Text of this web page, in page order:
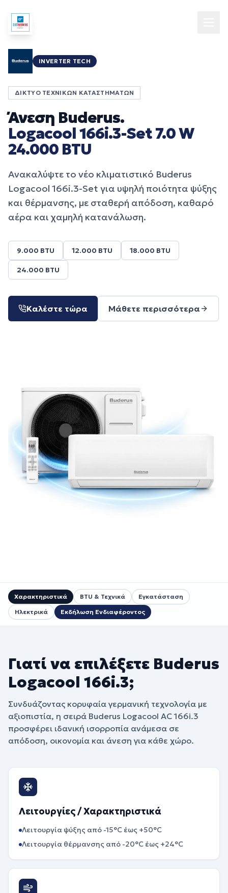
INVERTER TECH
ΔΊΚΤΥΟ ΤΕΧΝΙΚΏΝ ΚΑΤΑΣΤΗΜΆΤΩΝ
Άνεση Buderus.
Logacool 166i.3-Set 7.0 W
24.000 BTU
Ανακαλύψτε το νέο κλιματιστικό Buderus
Logacool 166i.3-Set για υψηλή ποιότητα ψύξης
και θέρμανσης, με σταθερή απόδοση, καθαρό
αέρα και χαμηλή κατανάλωση.
9.000 BTU 12.000 BTU 18.000 BTU
24.000 BTU
Καλέστε τώρα Μάθετε περισσότερα
Χαρακτηριστικά BTU & Τεχνικά
Εγκατάσταση
Ηλεκτρικά
Εκδήλωση Ενδιαφέροντος
Γιατί να επιλέξετε Buderus
Logacool 166i.3;
Συνδυάζοντας κορυφαία γερμανική τεχνολογία με
αξιοπιστία, η σειρά Buderus Logacool AC 166i.3
προσφέρει ιδανική ισορροπία ανάμεσα σε
απόδοση, οικονομία και άνεση για κάθε χώρο.
Λειτουργίες / Χαρακτηριστικά
Λειτουργία ψύξης από -15°C έως +50°C
Λειτουργία θέρμανσης από -20°C έως +24°C